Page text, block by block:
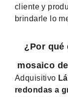
cliente y
brindarle lo
¿Por qué
mosaico
Adquisitivo
redondas a